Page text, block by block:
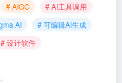
# AIGC
# AI工具调用
AI
# 可编辑AI生成
# 设计软件